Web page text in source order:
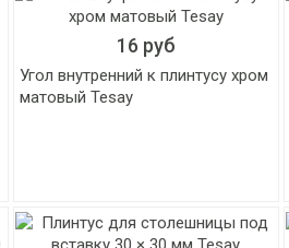
16 руб
Угол внутренний к плинтусу хром
матовый Tesay